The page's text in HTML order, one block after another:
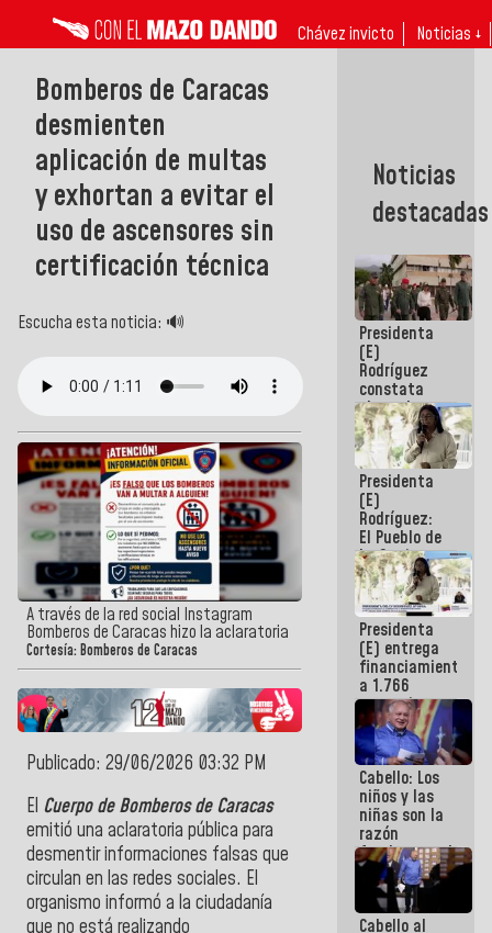
Chávez invicto Noticias ↓
Bomberos de Caracas
desmienten
aplicación de multas
y exhortan a evitar el
uso de ascensores sin
certificación técnica
Escucha esta noticia: 🔊
A través de la red social Instagram
Bomberos de Caracas hizo la aclaratoria
Cortesía: Bomberos de Caracas
Publicado: 29/06/2026 03:32 PM
El Cuerpo de Bomberos de Caracas
emitió una aclaratoria pública para
desmentir informaciones falsas que
circulan en las redes sociales. El
organismo informó a la ciudadanía
Noticias
destacadas
Presidenta
(E)
Rodríguez
constata
obras de
rehabilitación
de Escuela
Militar de
Mamo en La
Guaira
Presidenta
(E)
Rodríguez:
El Pueblo de
La Guaira
siempre
estará
acompañada
por el
Gobierno
Nacional
Presidenta
(E) entrega
financiamientos
a 1.766
comerciantes
y
emprendedores
afectados
por
terremotos
Cabello: Los
niños y las
niñas son la
razón
fundamental
de todo lo
que
estamos
haciendo
Cabello al